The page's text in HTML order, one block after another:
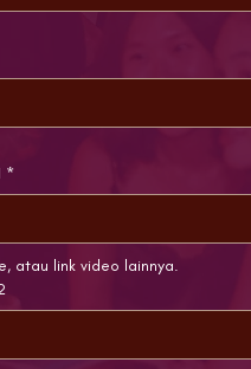
*
atau link video lainnya.